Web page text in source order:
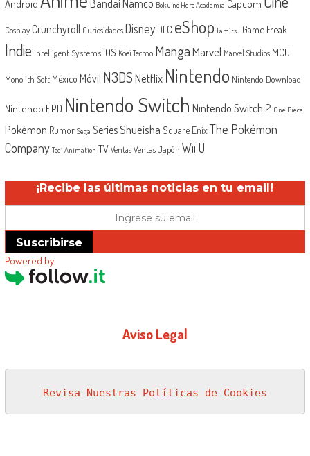
Android Bandai Namco Boku no Hero Academia Capcom
Cosplay Crunchyroll Curiosidades Disney DLC eShop Famitsu Game Freak
Indie Intelligent Systems iOS Koei Tecmo MangaMarvel Marvel Studios MCU
Monolith Soft México Móvil N3DSNetflix Nintendo Nintendo Download
Nintendo EPD Nintendo Switch Nintendo Switch 2 One Piece
Pokémon Rumor Sega SeriesShueisha Square EnixThe Pokémon
Company Toei Animation TV Ventas Ventas Japón Wii U
¡Recibe las últimas noticias en tu email!
Suscribirse
Powered by
Aviso Legal
Revisa Nuestras Políticas de Cookies